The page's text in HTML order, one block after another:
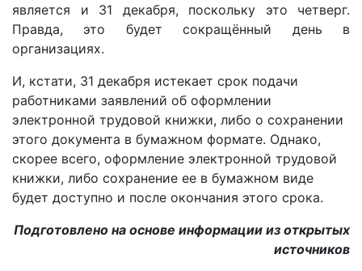
является и 31 декабря, поскольку это четверг.
Правда, это будет сокращённый день в
организациях.
И, кстати, 31 декабря истекает срок подачи
работниками заявлений об оформлении
электронной трудовой книжки, либо о сохранении
этого документа в бумажном формате. Однако,
скорее всего, оформление электронной трудовой
книжки, либо сохранение ее в бумажном виде
будет доступно и после окончания этого срока.
Подготовлено на основе информации из открытых
источников